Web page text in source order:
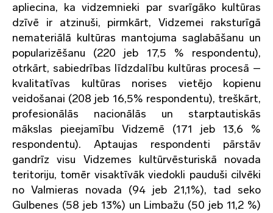
apliecina, ka vidzemnieki par svarīgāko kultūras
dzīvē ir atzinuši, pirmkārt, Vidzemei raksturīgā
nemateriālā kultūras mantojuma saglabāšanu un
popularizēšanu (220 jeb 17,5 % respondentu),
otrkārt, sabiedrības līdzdalību kultūras procesā –
kvalitatīvas kultūras norises vietējo kopienu
veidošanai (208 jeb 16,5% respondentu), treškārt,
profesionālās nacionālās un starptautiskās
mākslas pieejamību Vidzemē (171 jeb 13,6 %
respondentu). Aptaujas respondenti pārstāv
gandrīz visu Vidzemes kultūrvēsturiskā novada
teritoriju, tomēr visaktīvāk viedokli pauduši cilvēki
no Valmieras novada (94 jeb 21,1%), tad seko
Gulbenes (58 jeb 13%) un Limbažu (50 jeb 11,2 %)